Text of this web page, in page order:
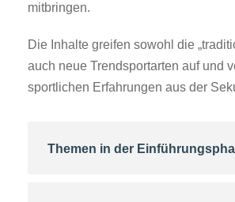
mitbringen.
Die Inhalte greifen sowohl die
auch neue Trendsportarten auf und
sportlichen Erfahrungen aus der
Themen in der